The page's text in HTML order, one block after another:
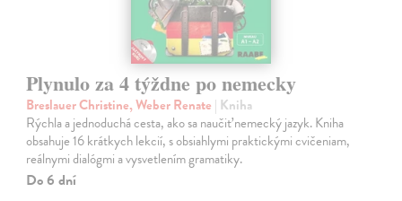
Plynulo za 4 týždne po nemecky
Breslauer Christine, Weber Renate | Kniha
Rýchla a jednoduchá cesta, ako sa naučiť nemecký jazyk. Kniha
obsahuje 16 krátkych lekcií, s obsiahlymi praktickými cvičeniam,
reálnymi dialógmi a vysvetlením gramatiky.
Do 6 dní